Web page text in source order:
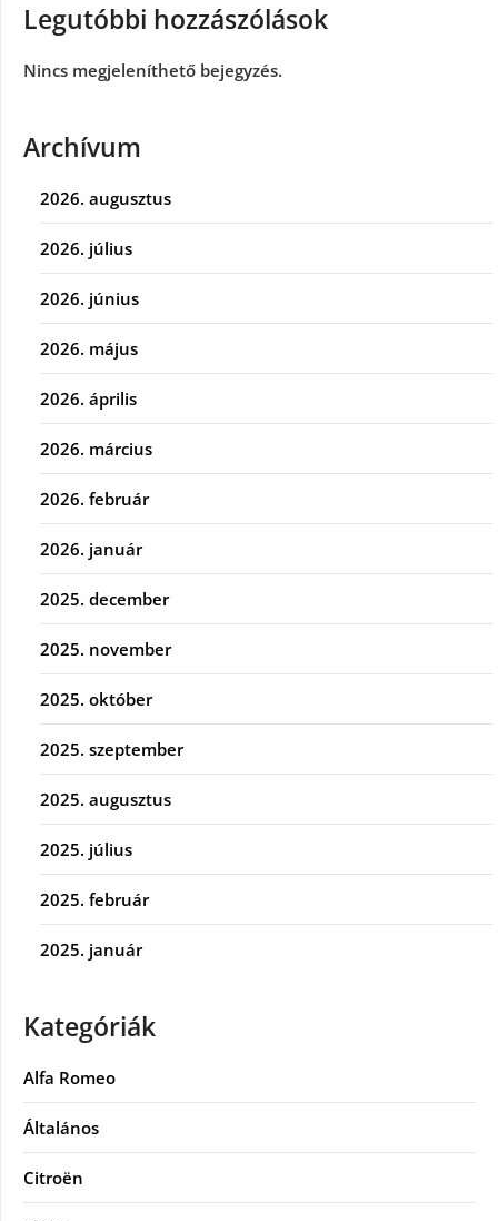
Legutóbbi hozzászólások
Nincs megjeleníthető bejegyzés.
Archívum
2026. augusztus
2026. július
2026. június
2026. május
2026. április
2026. március
2026. február
2026. január
2025. december
2025. november
2025. október
2025. szeptember
2025. augusztus
2025. július
2025. február
2025. január
Kategóriák
Alfa Romeo
Általános
Citroën